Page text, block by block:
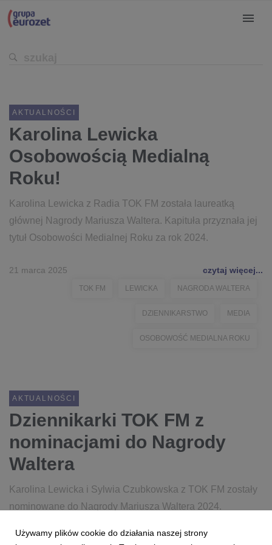
AKTUALNOŚCI
Karolina Lewicka
Osobowością Medialną
Roku!
Karolina Lewicka z Radia TOK FM została laureatką
głównej Nagrody Mariusza Waltera. Kapituła przyznała jej
tytuł Osobowości Medialnej Roku za rok 2024.
21 marca 2025 czytaj więcej...
TOK FM LEWICKA NAGRODA WALTERA
DZIENNIKARSTWO MEDIA
OSOBOWOŚĆ MEDIALNA ROKU
AKTUALNOŚCI
Dziennikarki TOK FM z
nominacjami do Nagrody
Waltera
Karolina Lewicka i Sylwia Czubkowska z TOK FM zostały
nominowane do Nagrody Mariusza Waltera 2024.
6 lutego 2025 czytaj więcej...
Używamy plików cookie do działania naszej strony